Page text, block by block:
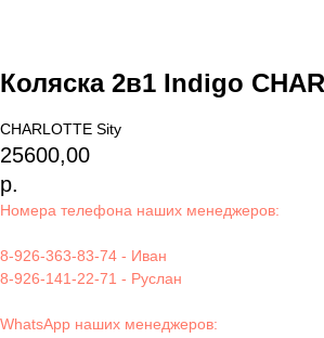
Коляска 2в1 Indigo
CHARLOTTE Sity
25600,00
р.
Номера телефона наших менеджеров:
8-926-363-83-74 - Иван
8-926-141-22-71 - Руслан
WhatsApp наших менеджеров: